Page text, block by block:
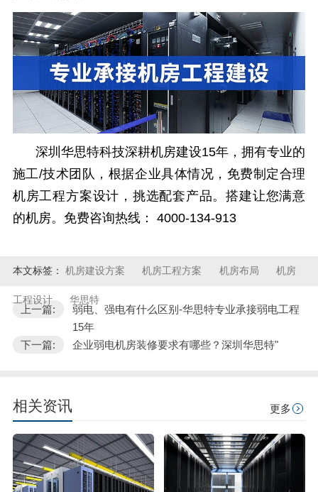
深圳华思特科技深耕机房建设15年，拥有专业的
施工/技术团队，根据企业具体情况，免费制定合理
机房工程方案设计，挑选配套产品。搭建让您满意
的机房。免费咨询热线：
4000-134-913
本文标签： 机房建设方案 机房工程方案 机房布局 机房
工程设计 华思特
上一篇:
弱电、强电有什么区别-华思特专业承接弱电工程
15年
下一篇:
企业弱电机房装修要求有哪些？深圳华思特"
相关资讯 更多